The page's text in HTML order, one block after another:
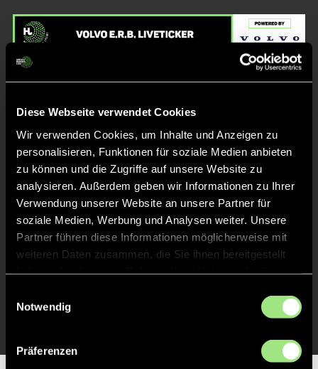
Diese Webseite verwendet Cookies
Wir verwenden Cookies, um Inhalte und Anzeigen zu
personalisieren, Funktionen für soziale Medien anbieten
zu können und die Zugriffe auf unsere Website zu
analysieren. Außerdem geben wir Informationen zu Ihrer
Verwendung unserer Website an unsere Partner für
soziale Medien, Werbung und Analysen weiter. Unsere
Partner führen diese Informationen möglicherweise mit
weiteren Daten zusammen, die Sie ihnen bereitgestellt
Notwendig
Präferenzen
40'
Abpfiff
Spiel beendet
1' TOR 3:0, FELDTOR
1' TOR 2:0, FELDTOR